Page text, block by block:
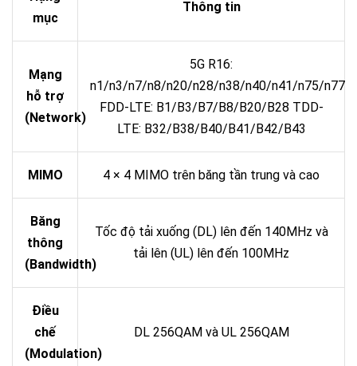
mục
Thông tin
Mạng
hỗ trợ
(Network)
5G R16:
n1/n3/n7/n8/n20/n28/n38/n40/n41/n75/n77/
FDD-LTE: B1/B3/B7/B8/B20/B28 TDD-
LTE: B32/B38/B40/B41/B42/B43
MIMO 4 × 4 MIMO trên băng tần trung và cao
Băng
thông
(Bandwidth)
Tốc độ tải xuống (DL) lên đến 140MHz và
tải lên (UL) lên đến 100MHz
Điều
chế
(Modulation)
DL 256QAM và UL 256QAM